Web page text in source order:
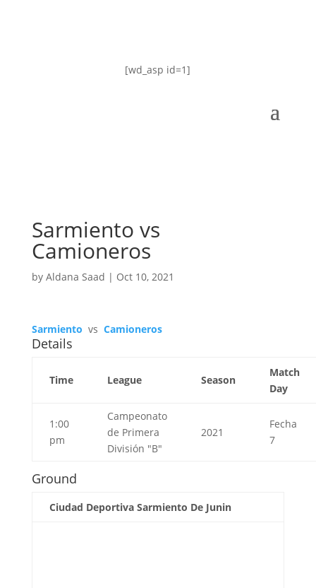
[wd_asp id=1]
Sarmiento vs
Camioneros
by Aldana Saad | Oct 10, 2021
Sarmiento vs Camioneros
Details
Time League Season
Match
Day
1:00
pm
Campeonato
de Primera
División "B"
2021
Fecha
7
Ground
Ciudad Deportiva Sarmiento De Junin